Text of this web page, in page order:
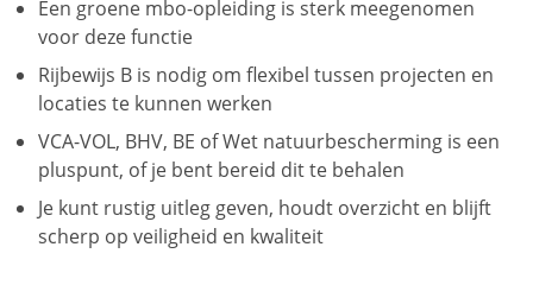
Een groene mbo-opleiding is sterk meegenomen
voor deze functie
Rijbewijs B is nodig om flexibel tussen projecten en
locaties te kunnen werken
VCA-VOL, BHV, BE of Wet natuurbescherming is een
pluspunt, of je bent bereid dit te behalen
Je kunt rustig uitleg geven, houdt overzicht en blijft
scherp op veiligheid en kwaliteit